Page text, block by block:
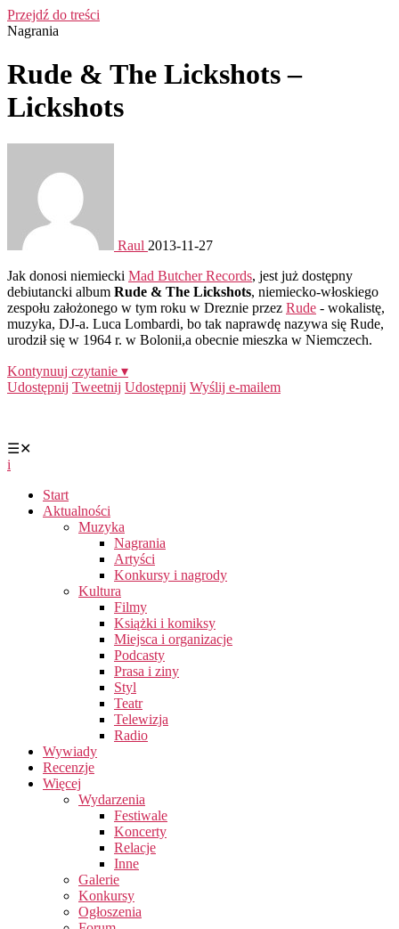
Przejdź do treści
Nagrania
Rude & The Lickshots –
Lickshots
Raul 2013-11-27
Jak donosi niemiecki Mad Butcher Records, jest już dostępny
debiutancki album Rude & The Lickshots, niemiecko-włoskiego
zespołu założonego w tym roku w Dreznie przez Rude - wokalistę,
muzyka, DJ-a. Luca Lombardi, bo tak naprawdę nazywa się Rude,
urodził się w 1964 r. w Bolonii,a obecnie mieszka w Niemczech.
Kontynuuj czytanie ▾
Udostępnij Tweetnij Udostępnij Wyślij e-mailem
☰✕
i
Start
Aktualności
Muzyka
Nagrania
Artyści
Konkursy i nagrody
Kultura
Filmy
Książki i komiksy
Miejsca i organizacje
Podcasty
Prasa i ziny
Styl
Teatr
Telewizja
Radio
Wywiady
Recenzje
Więcej
Wydarzenia
Festiwale
Koncerty
Relacje
Inne
Galerie
Konkursy
Ogłoszenia